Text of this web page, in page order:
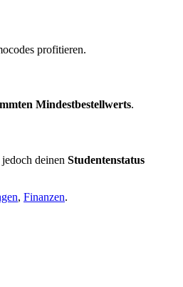
profitieren.
Mindestbestellwerts.
deinen Studentenstatus
, Finanzen.